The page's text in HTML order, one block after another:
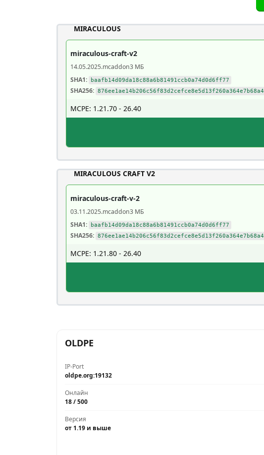
MIRACULOUS
miraculous-craft-v2
14.05.2025.mcaddon3 МБ
SHA1:
baafb14d09da18c88a6b81491ccb0a74d0d6ff77
SHA256:
MCPE: 1.21.70 - 26.40
MIRACULOUS CRAFT V2
miraculous-craft-v-2
03.11.2025.mcaddon3 МБ
SHA1:
baafb14d09da18c88a6b81491ccb0a74d0d6ff77
SHA256:
MCPE: 1.21.80 - 26.40
OLDPE
IP-Port
oldpe.org:19132
Онлайн
18 / 500
Версия
от 1.19 и выше